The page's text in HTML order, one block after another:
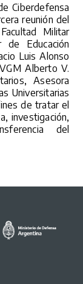
Ciberdefensa
reunión del
Militar
de Educación
Luis Alonso
Alberto V.
Asesora
Universitarias
de tratar el
investigación,
del